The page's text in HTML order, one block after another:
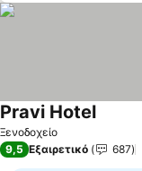
Ξενοδοχείο
Pravi Hotel
9,5 Εξαιρετικό 687